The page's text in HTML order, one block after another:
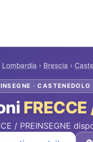
Lombardia › Brescia ›
· CASTENEDOLO
FRECCE
/ PREINSEGNE